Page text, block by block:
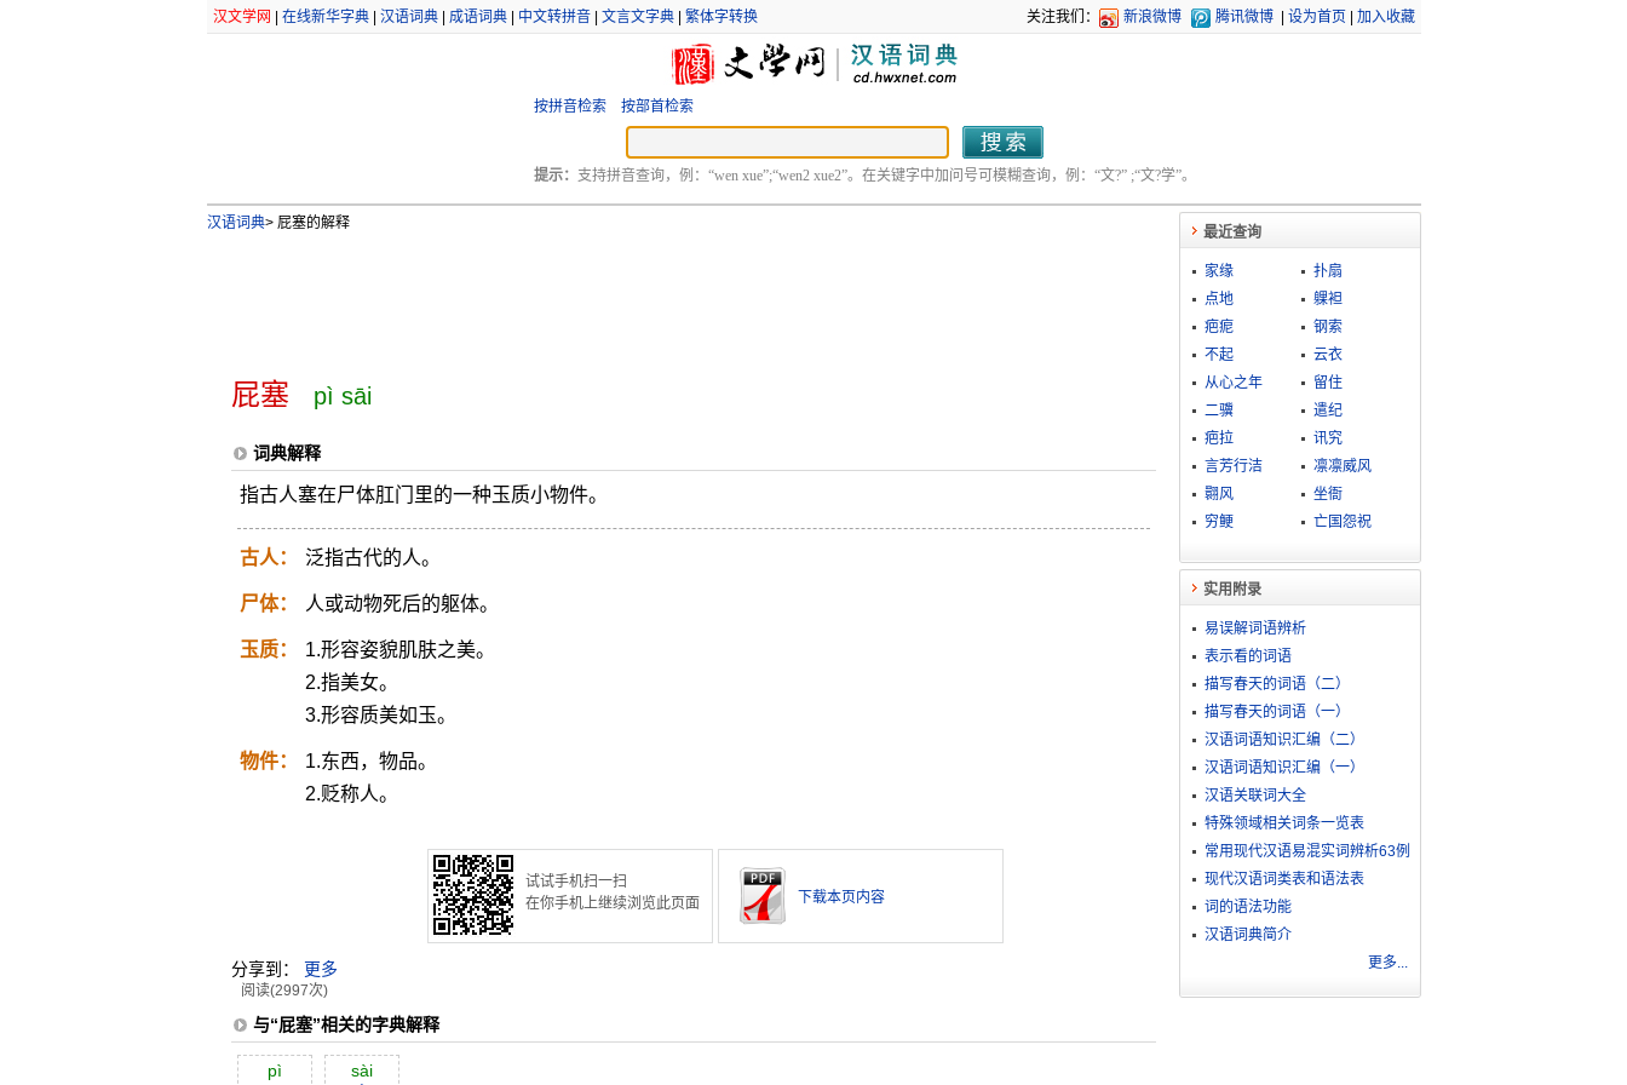
汉文学网 在线新华字典| 汉语词典| 成语词典| 中文转拼音| 文言文字典| 繁体字转换 关注我们： 新浪微博 腾讯微博 设为首页 加入收藏
按拼音检索 按部首检索
提示： 支持拼音查询，例：“wen xue”;“wen2 xue2”。在关键字中加问号可模糊查询，例：“文?” ;“文?学”。
汉语词典>屁塞的解释
屁塞 pì sāi
词典解释
指古人塞在尸体肛门里的一种玉质小物件。
古人： 泛指古代的人。
尸体： 人或动物死后的躯体。
玉质：
1.形容姿貌肌肤之美。
2.指美女。
3.形容质美如玉。
物件：
1.东西，物品。
2.贬称人。
试试手机扫一扫
在你手机上继续浏览此页面
下载本页内容
分享到： 更多
阅读(2997次)
与“屁塞”相关的字典解释
pì sài
最近查询
家缘
扑扇
点地
躶袒
疤痆
钢索
不起
云衣
从心之年
留住
二骥
遣纪
疤拉
讯究
言芳行洁
凛凛威风
翾风
坐衙
穷鲠
亡国怨祝
实用附录
易误解词语辨析
表示看的词语
描写春天的词语（二）
描写春天的词语（一）
汉语词语知识汇编（二）
汉语词语知识汇编（一）
汉语关联词大全
特殊领域相关词条一览表
常用现代汉语易混实词辨析63例
现代汉语词类表和语法表
词的语法功能
汉语词典简介
更多...